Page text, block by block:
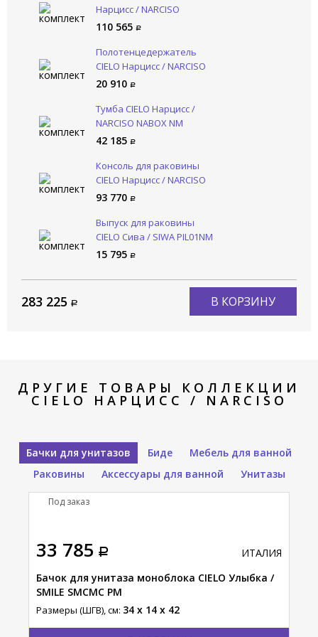
Нарцисс / NARCISO
NALAMSX CA
110 565
Полотенцедержатель
CIELO Нарцисс / NARCISO
NAPL NM
20 910
Тумба CIELO Нарцисс /
NARCISO NABOX NM
42 185
Консоль для раковины
CIELO Нарцисс / NARCISO
NASTM NM
93 770
Выпуск для раковины
CIELO Сива / SIWA PIL01NM
CA
15 795
283 225 В КОРЗИНУ
ДРУГИЕ ТОВАРЫ КОЛЛЕКЦИИ
CIELO НАРЦИСС / NARCISO
Бачки для унитазов Биде
Мебель для ванной
Раковины
Аксессуары для ванной Унитазы
33 785
ИТАЛИЯ
Бачок для унитаза моноблока CIELO Улыбка /
SMILE SMCMC PM
Размеры (ШГВ), см: 34 x 14 x 42
Под заказ